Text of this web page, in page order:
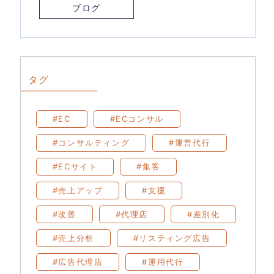
ブログ
タグ
#EC #ECコンサル
#コンサルティング #運営代行
#ECサイト #集客
#売上アップ #支援
#改善 #代理店 #差別化
#売上分析 #リスティング広告
#広告代理店 #運用代行